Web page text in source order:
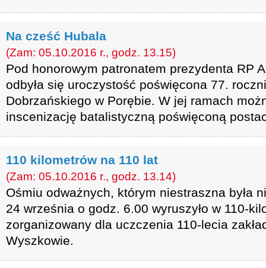
Na cześć Hubala
(Zam: 05.10.2016 r., godz. 13.15)
Pod honorowym patronatem prezydenta RP
odbyła się uroczystość poświęcona 77.
Dobrzańskiego w Porębie. W jej ramach
inscenizację batalistyczną poświęconą
110 kilometrów na 110 lat
(Zam: 05.10.2016 r., godz. 13.14)
Ośmiu odważnych, którym niestraszna była
24 września o godz. 6.00 wyruszyło w 110-
zorganizowany dla uczczenia 110-lecia
Wyszkowie.